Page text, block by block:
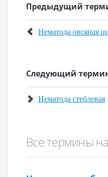
Предыдущий
Нематода овсяная
Следующий
Нематода стеблевая
Все термины на